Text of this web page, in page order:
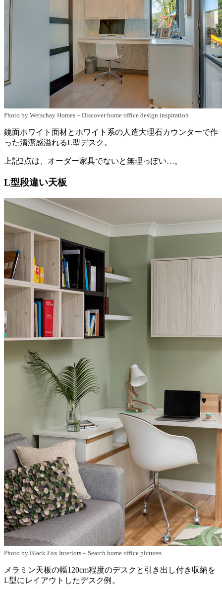
Photo by Werschay Homes – Discover home office design inspiration
鏡面ホワイト面材とホワイト系の人造大理石カウンターで作
った清潔感溢れるL型デスク。
上記2点は、オーダー家具でないと無理っぽい…。
L型段違い天板
Photo by Black Fox Interiors – Search home office pictures
メラミン天板の幅120cm程度のデスクと引き出し付き収納を
L型にレイアウトしたデスク例。